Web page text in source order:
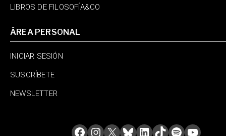
LIBROS DE FILOSOFÍA&CO
ÁREA PERSONAL
INICIAR SESIÓN
SUSCRÍBETE
NEWSLETTER